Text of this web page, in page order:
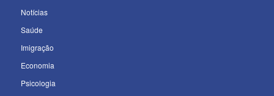
Notícias
Saúde
Imigração
Economia
Psicologia